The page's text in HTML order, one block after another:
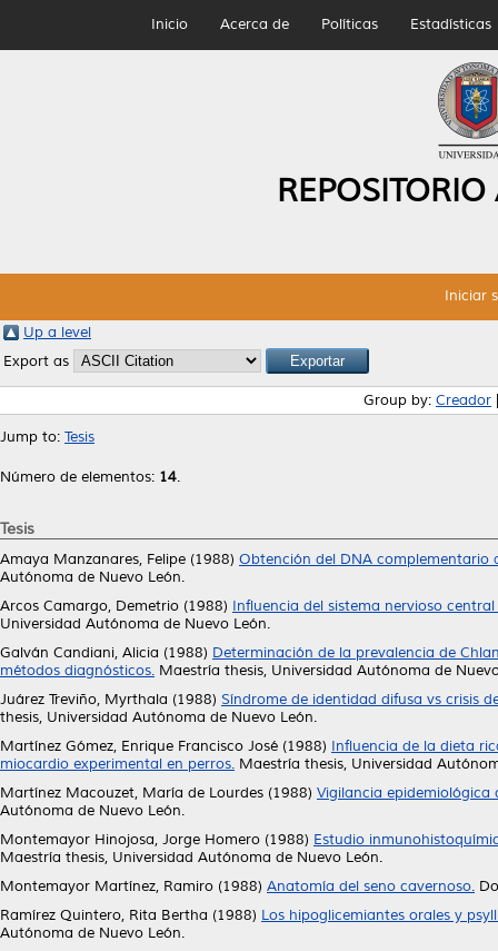
Inicio Acerca de Políticas Estadísticas
Iniciar
Up a level
Export as
Group by: Creador
Jump to: Tesis
Número de elementos: 14.
Tesis
Amaya Manzanares, Felipe (1988) Obtención del DNA complementario
Autónoma de Nuevo León.
Arcos Camargo, Demetrio (1988) Influencia del sistema nervioso
Universidad Autónoma de Nuevo León.
Galván Candiani, Alicia (1988) Determinación de la prevalencia de
métodos diagnósticos. Maestría thesis, Universidad Autónoma de
Juárez Treviño, Myrthala (1988) Síndrome de identidad difusa vs crisis
thesis, Universidad Autónoma de Nuevo León.
Martínez Gómez, Enrique Francisco José (1988) Influencia de la dieta
miocardio experimental en perros. Maestría thesis, Universidad
Martínez Macouzet, María de Lourdes (1988) Vigilancia
Autónoma de Nuevo León.
Montemayor Hinojosa, Jorge Homero (1988) Estudio
Maestría thesis, Universidad Autónoma de Nuevo León.
Montemayor Martínez, Ramiro (1988) Anatomía del seno cavernoso.
Ramírez Quintero, Rita Bertha (1988) Los hipoglicemiantes orales y
Autónoma de Nuevo León.